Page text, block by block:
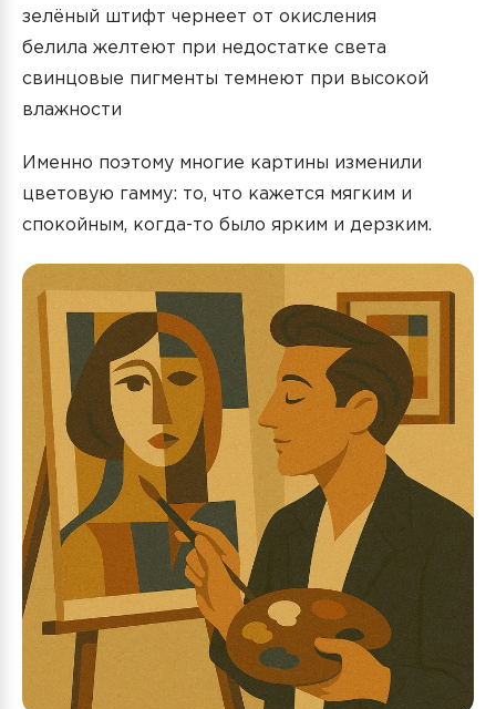
зелёный штифт чернеет от окисления
белила желтеют при недостатке света
свинцовые пигменты темнеют при высокой
влажности
Именно поэтому многие картины изменили
цветовую гамму: то, что кажется мягким и
спокойным, когда-то было ярким и дерзким.